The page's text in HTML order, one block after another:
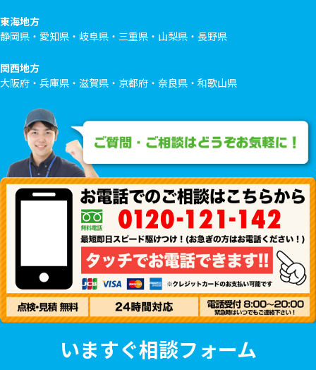
東海地方
静岡県・愛知県・岐阜県・三重県・山梨県・長野県
関西地方
大阪府・兵庫県・滋賀県・京都府・奈良県・和歌山県
いますぐ相談フォーム